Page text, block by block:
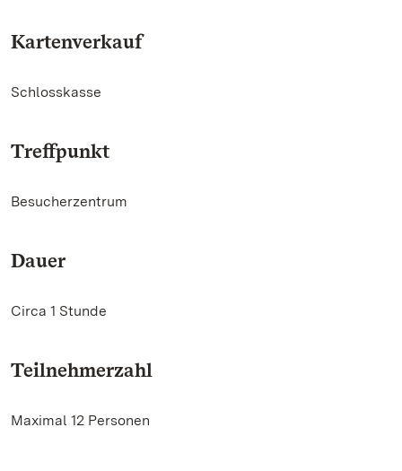
Kartenverkauf
Schlosskasse
Treffpunkt
Besucherzentrum
Dauer
Circa 1 Stunde
Teilnehmerzahl
Maximal 12 Personen